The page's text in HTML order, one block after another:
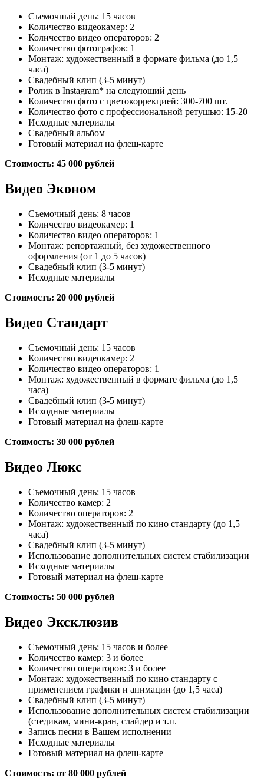
Съемочный день: 15 часов
Количество видеокамер: 2
Количество видео операторов: 2
Количество фотографов: 1
Монтаж: художественный в формате фильма (до 1,5
часа)
Свадебный клип (3-5 минут)
Ролик в Instagram* на следующий день
Количество фото с цветокоррекцией: 300-700 шт.
Количество фото с профессиональной ретушью: 15-20
Исходные материалы
Свадебный альбом
Готовый материал на флеш-карте
Стоимость: 45 000 рублей
Видео Эконом
Съемочный день: 8 часов
Количество видеокамер: 1
Количество видео операторов: 1
Монтаж: репортажный, без художественного
оформления (от 1 до 5 часов)
Свадебный клип (3-5 минут)
Исходные материалы
Стоимость: 20 000 рублей
Видео Стандарт
Съемочный день: 15 часов
Количество видеокамер: 2
Количество видео операторов: 1
Монтаж: художественный в формате фильма (до 1,5
часа)
Свадебный клип (3-5 минут)
Исходные материалы
Готовый материал на флеш-карте
Стоимость: 30 000 рублей
Видео Люкс
Съемочный день: 15 часов
Количество камер: 2
Количество операторов: 2
Монтаж: художественный по кино стандарту (до 1,5
часа)
Свадебный клип (3-5 минут)
Использование дополнительных систем стабилизации
Исходные материалы
Готовый материал на флеш-карте
Стоимость: 50 000 рублей
Видео Эксклюзив
Съемочный день: 15 часов и более
Количество камер: 3 и более
Количество операторов: 3 и более
Монтаж: художественный по кино стандарту с
применением графики и анимации (до 1,5 часа)
Свадебный клип (3-5 минут)
Использование дополнительных систем стабилизации
(стедикам, мини-кран, слайдер и т.п.
Запись песни в Вашем исполнении
Исходные материалы
Готовый материал на флеш-карте
Стоимость: от 80 000 рублей